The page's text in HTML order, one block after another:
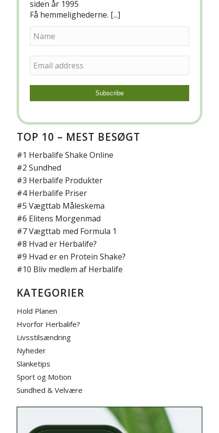
siden år 1995
Få hemmelighederne. [...]
TOP 10 – MEST BESØGT
#1 Herbalife Shake Online
#2 Sundhed
#3 Herbalife Produkter
#4Herbalife Priser
#5 Vægttab Måleskema
#6 Elitens Morgenmad
#7Vægttab med Formula 1
#8 Hvad er Herbalife?
#9 Hvad er en Protein Shake?
#10 Bliv medlem af Herbalife
KATEGORIER
Hold Planen
Hvorfor Herbalife?
Livsstilsændring
Nyheder
Slanketips
Sport og Motion
Sundhed & Velvære